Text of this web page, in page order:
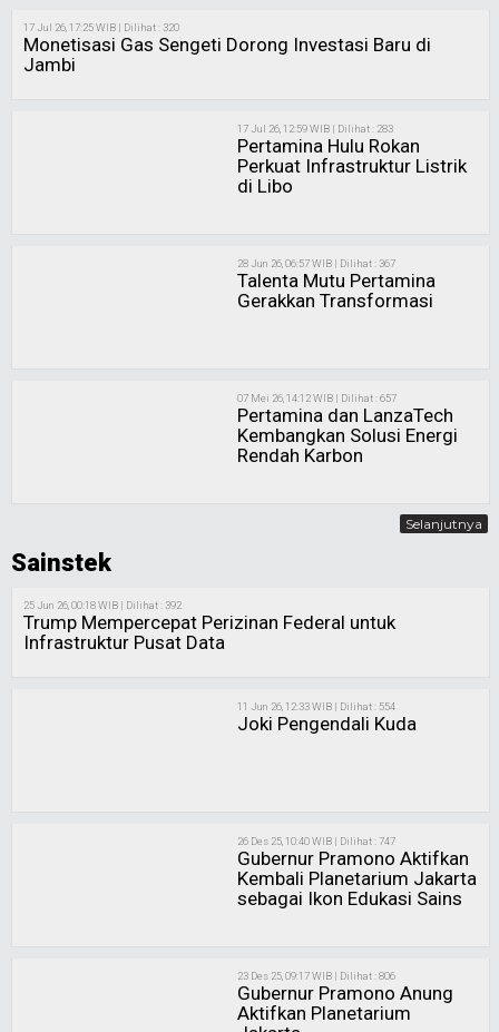
17 Jul 26, 17:25 WIB | Dilihat : 320
Monetisasi Gas Sengeti Dorong Investasi Baru di
Jambi
17 Jul 26, 12:59 WIB | Dilihat : 283
Pertamina Hulu Rokan
Perkuat Infrastruktur Listrik
di Libo
28 Jun 26, 06:57 WIB | Dilihat : 367
Talenta Mutu Pertamina
Gerakkan Transformasi
07 Mei 26, 14:12 WIB | Dilihat : 657
Pertamina dan LanzaTech
Kembangkan Solusi Energi
Rendah Karbon
Selanjutnya
Sainstek
25 Jun 26, 00:18 WIB | Dilihat : 392
Trump Mempercepat Perizinan Federal untuk
Infrastruktur Pusat Data
11 Jun 26, 12:33 WIB | Dilihat : 554
Joki Pengendali Kuda
26 Des 25, 10:40 WIB | Dilihat : 747
Gubernur Pramono Aktifkan
Kembali Planetarium Jakarta
sebagai Ikon Edukasi Sains
23 Des 25, 09:17 WIB | Dilihat : 806
Gubernur Pramono Anung
Aktifkan Planetarium